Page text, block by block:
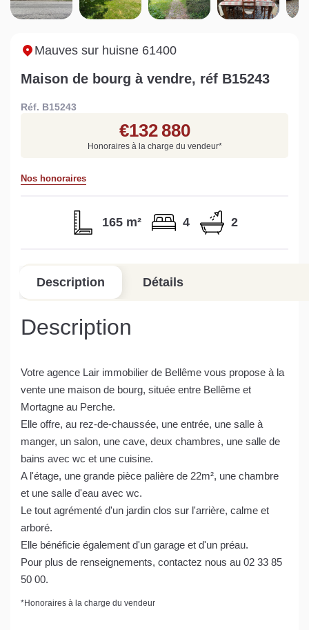
Sarthe pour booster sa
vente
quelles sont les
conséquences ?
Rapide et gratuit, recevez votre estimation
Estimer mon bien maintenant
Mauves sur huisne 61400
Maison de bourg à vendre, réf B15243
Réf. B15243
€132 880
Honoraires à la charge du vendeur*
Nos honoraires
165 m² 4 2
Description Détails
Description
Votre agence Lair immobilier de Bellême vous propose à la
vente une maison de bourg, située entre Bellême et
Mortagne au Perche.
Elle offre, au rez-de-chaussée, une entrée, une salle à
manger, un salon, une cave, deux chambres, une salle de
bains avec wc et une cuisine.
A l'étage, une grande pièce palière de 22m², une chambre
et une salle d'eau avec wc.
Le tout agrémenté d'un jardin clos sur l'arrière, calme et
arboré.
Elle bénéficie également d'un garage et d'un préau.
Pour plus de renseignements, contactez nous au 02 33 85
50 00.
*Honoraires à la charge du vendeur